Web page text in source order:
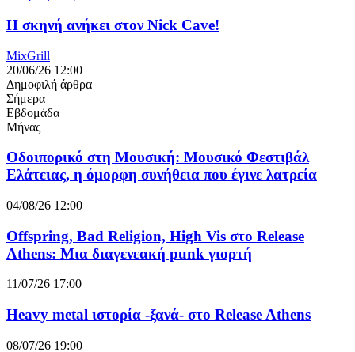
Η σκηνή ανήκει στον Nick Cave!
MixGrill
20/06/26 12:00
Δημοφιλή άρθρα
Σήμερα
Εβδομάδα
Μήνας
Οδοιπορικό στη Μουσική: Μουσικό Φεστιβάλ
Ελάτειας, η όμορφη συνήθεια που έγινε λατρεία
04/08/26 12:00
Offspring, Bad Religion, High Vis στο Release
Athens: Μια διαγενεακή punk γιορτή
11/07/26 17:00
Heavy metal ιστορία -ξανά- στο Release Athens
08/07/26 19:00